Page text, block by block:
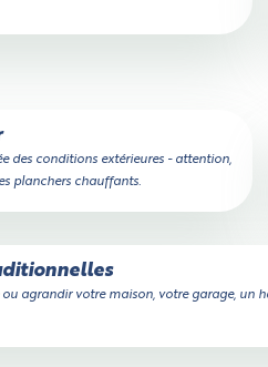
des conditions extérieures - attention,
planchers chauffants.
agrandir votre maison, votre garage, un